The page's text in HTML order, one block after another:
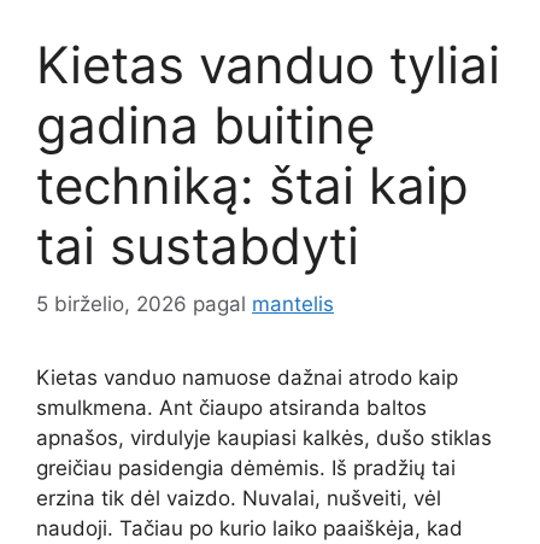
Kietas vanduo tyliai
gadina buitinę
techniką: štai kaip
tai sustabdyti
5 birželio, 2026 pagal mantelis
Kietas vanduo namuose dažnai atrodo kaip
smulkmena. Ant čiaupo atsiranda baltos
apnašos, virdulyje kaupiasi kalkės, dušo stiklas
greičiau pasidengia dėmėmis. Iš pradžių tai
erzina tik dėl vaizdo. Nuvalai, nušveiti, vėl
naudoji. Tačiau po kurio laiko paaiškėja, kad